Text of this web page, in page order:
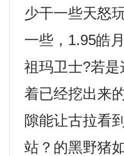
少干一些天怒
一些，1.95皓
祖玛卫士?若
着已经挖出来
隙能让古拉看
站？的黑野猪